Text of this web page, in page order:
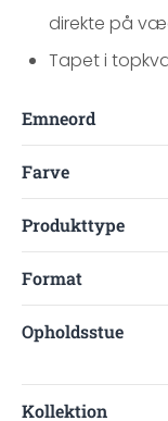
direkte på
Tapet i
Emneord
Farve
Produkttype
Format
Opholdsstue
Kollektion